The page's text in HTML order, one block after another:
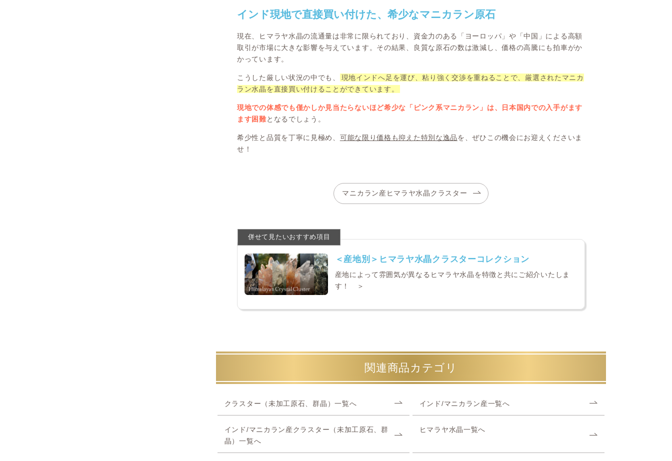
インド現地で直接買い付けた、希少なマニカラン原石
現在、ヒマラヤ水晶の流通量は非常に限られており、資金力のある「ヨーロッパ」や「中国」による高額
取引が市場に大きな影響を与えています。その結果、良質な原石の数は激減し、価格の高騰にも拍車がか
かっています。
こうした厳しい状況の中でも、
現地インドへ足を運び、粘り強く交渉を重ねることで、厳選されたマニカ
ラン水晶を直接買い付けることができています。
現地での体感でも僅かしか見当たらないほど希少な「ピンク系マニカラン」は、日本国内での入手がます
ます困難となるでしょう。
希少性と品質を丁寧に見極め、 可能な限り価格も抑えた特別な逸品を、ぜひこの機会にお迎えくださいま
せ！
マニカラン産ヒマラヤ水晶クラスター
＜産地別＞ヒマラヤ水晶クラスターコレクション
産地によって雰囲気が異なるヒマラヤ水晶を特徴と共にご紹介いたしま
す！ ＞
関連商品カテゴリ
クラスター（未加工原石、群晶）一覧へ インド/マニカラン産一覧へ
インド/マニカラン産クラスター（未加工原石、群
晶）一覧へ
ヒマラヤ水晶一覧へ